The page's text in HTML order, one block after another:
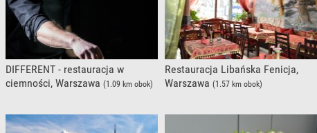
DIFFERENT - restauracja w
ciemności, Warszawa (1.09 km obok)
Restauracja Libańska Fenicja,
Warszawa (1.57 km obok)